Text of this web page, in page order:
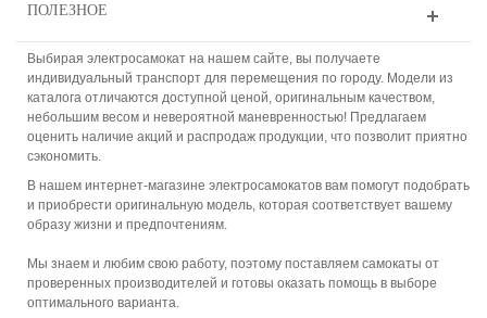
ПОЛЕЗНОЕ
Выбирая электросамокат на нашем сайте, вы получаете
индивидуальный транспорт для перемещения по городу. Модели из
каталога отличаются доступной ценой, оригинальным качеством,
небольшим весом и невероятной маневренностью! Предлагаем
оценить наличие акций и распродаж продукции, что позволит приятно
сэкономить.
В нашем интернет-магазине электросамокатов вам помогут подобрать
и приобрести оригинальную модель, которая соответствует вашему
образу жизни и предпочтениям.
Мы знаем и любим свою работу, поэтому поставляем самокаты от
проверенных производителей и готовы оказать помощь в выборе
оптимального варианта.